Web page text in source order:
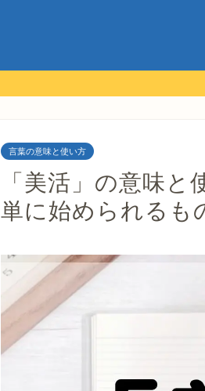
言葉の意味と使い方
「美活」の意味
単に始められるも